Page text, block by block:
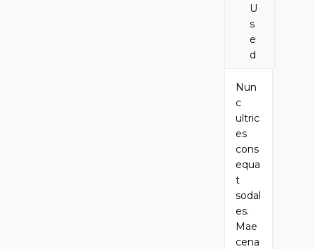
U
s
e
d
Nun
c
ultric
es
cons
equa
t
sodal
es.
Mae
cena